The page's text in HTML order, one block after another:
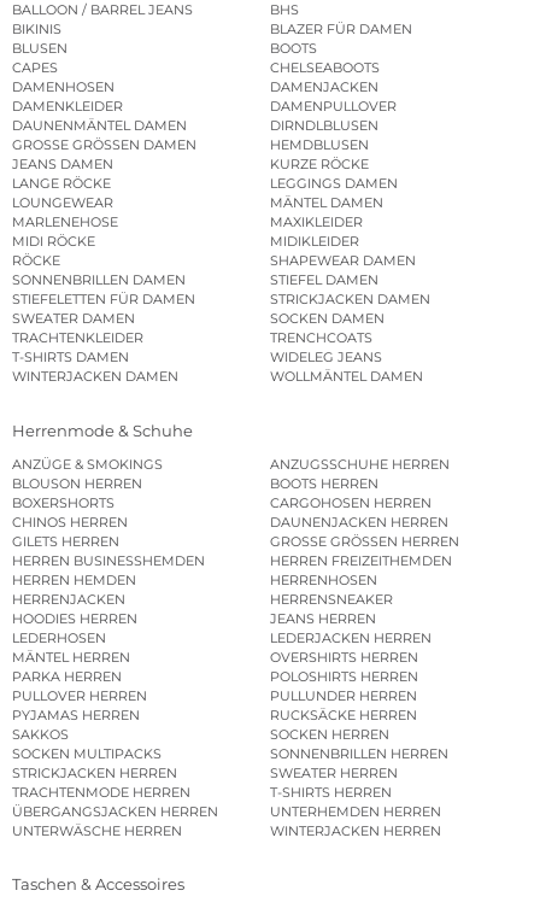
BALLOON / BARREL JEANS
BHS
BIKINIS
BLAZER FÜR DAMEN
BLUSEN
BOOTS
CAPES
CHELSEABOOTS
DAMENHOSEN
DAMENJACKEN
DAMENKLEIDER
DAMENPULLOVER
DAUNENMÄNTEL DAMEN
DIRNDLBLUSEN
GROSSE GRÖSSEN DAMEN
HEMDBLUSEN
JEANS DAMEN
KURZE RÖCKE
LANGE RÖCKE
LEGGINGS DAMEN
LOUNGEWEAR
MÄNTEL DAMEN
MARLENEHOSE
MAXIKLEIDER
MIDI RÖCKE
MIDIKLEIDER
RÖCKE
SHAPEWEAR DAMEN
SONNENBRILLEN DAMEN
STIEFEL DAMEN
STIEFELETTEN FÜR DAMEN
STRICKJACKEN DAMEN
SWEATER DAMEN
SOCKEN DAMEN
TRACHTENKLEIDER
TRENCHCOATS
T-SHIRTS DAMEN
WIDELEG JEANS
WINTERJACKEN DAMEN
WOLLMÄNTEL DAMEN
Herrenmode & Schuhe
ANZÜGE & SMOKINGS
ANZUGSSCHUHE HERREN
BLOUSON HERREN
BOOTS HERREN
BOXERSHORTS
CARGOHOSEN HERREN
CHINOS HERREN
DAUNENJACKEN HERREN
GILETS HERREN
GROSSE GRÖSSEN HERREN
HERREN BUSINESSHEMDEN
HERREN FREIZEITHEMDEN
HERREN HEMDEN
HERRENHOSEN
HERRENJACKEN
HERRENSNEAKER
HOODIES HERREN
JEANS HERREN
LEDERHOSEN
LEDERJACKEN HERREN
MÄNTEL HERREN
OVERSHIRTS HERREN
PARKA HERREN
POLOSHIRTS HERREN
PULLOVER HERREN
PULLUNDER HERREN
PYJAMAS HERREN
RUCKSÄCKE HERREN
SAKKOS
SOCKEN HERREN
SOCKEN MULTIPACKS
SONNENBRILLEN HERREN
STRICKJACKEN HERREN
SWEATER HERREN
TRACHTENMODE HERREN
T-SHIRTS HERREN
ÜBERGANGSJACKEN HERREN
UNTERHEMDEN HERREN
UNTERWÄSCHE HERREN
WINTERJACKEN HERREN
Taschen & Accessoires